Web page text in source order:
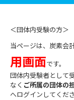
＜団体内受験の方＞
当ページは、炭素会
用画面です。
団体内受験者として
なく ご所属の団体の
へログインしてくださ